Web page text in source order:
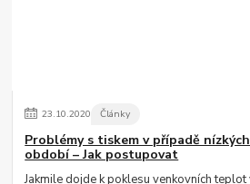
23.10.2020 Články
Problémy s tiskem v případě
období – Jak postupovat
Jakmile dojde k poklesu venkovních